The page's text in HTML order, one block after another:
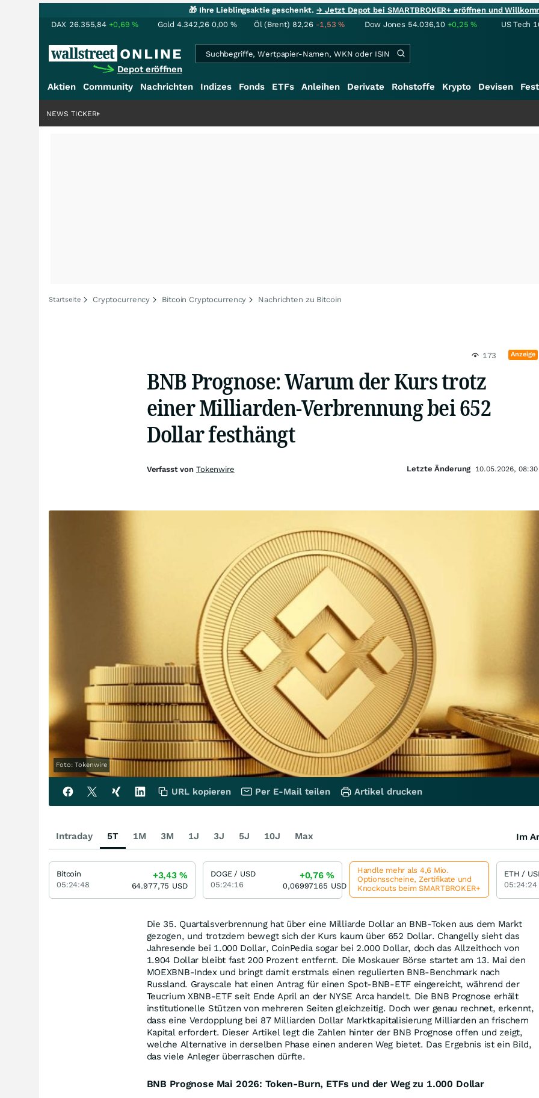
🎁 Ihre Lieblingsaktie geschenkt.→ Jetzt Depot bei SMARTBROKER+ eröffnen und
DAX 26.355,84 +0,69% Gold 4.342,26 0,00 % Öl (Brent) 82,26 -1,53% Dow Jones 54.036,10 +0,25% US Tech
Depot eröffnen
Aktien Community Nachrichten Indizes Fonds ETFs Anleihen Derivate Rohstoffe Krypto Devisen
NEWS TICKER
Startseite Cryptocurrency Bitcoin Cryptocurrency Nachrichten zu Bitcoin
173 Anzeige
BNB Prognose: Warum der Kurs trotz
einer Milliarden-Verbrennung bei 652
Dollar festhängt
Foto: Tokenwire
Die 35. Quartalsverbrennung hat über eine Milliarde Dollar an BNB-Token aus dem Markt
gezogen, und trotzdem bewegt sich der Kurs kaum über 652 Dollar. Changelly sieht das
Jahresende bei 1.000 Dollar, CoinPedia sogar bei 2.000 Dollar, doch das Allzeithoch von
1.904 Dollar bleibt fast 200 Prozent entfernt. Die Moskauer Börse startet am 13. Mai den
MOEXBNB-Index und bringt damit erstmals einen regulierten BNB-Benchmark nach
Russland. Grayscale hat einen Antrag für einen Spot-BNB-ETF eingereicht, während der
Teucrium XBNB-ETF seit Ende April an der NYSE Arca handelt. Die BNB Prognose erhält
institutionelle Stützen von mehreren Seiten gleichzeitig. Doch wer genau rechnet, erkennt,
dass eine Verdopplung bei 87 Milliarden Dollar Marktkapitalisierung Milliarden an frischem
Kapital erfordert. Dieser Artikel legt die Zahlen hinter der BNB Prognose offen und zeigt,
welche Alternative in derselben Phase einen anderen Weg bietet. Das Ergebnis ist ein Bild,
das viele Anleger überraschen dürfte.
BNB Prognose Mai 2026: Token-Burn, ETFs und der Weg zu 1.000 Dollar
Verfasst von Tokenwire Letzte Änderung 10.05.2026, 08:30
URL kopieren Per E-Mail teilen Artikel drucken
Intraday 5T 1M 3M 1J 3J 5J 10J Max Im
Bitcoin
05:24:48
+3,43%
64.977,75 USD
DOGE / USD
05:24:16
+0,76%
0,06997165 USD
Handle mehr als 4,6 Mio.
Optionsscheine, Zertifikate und
Knockouts beim SMARTBROKER+
ETH /
05:24:24